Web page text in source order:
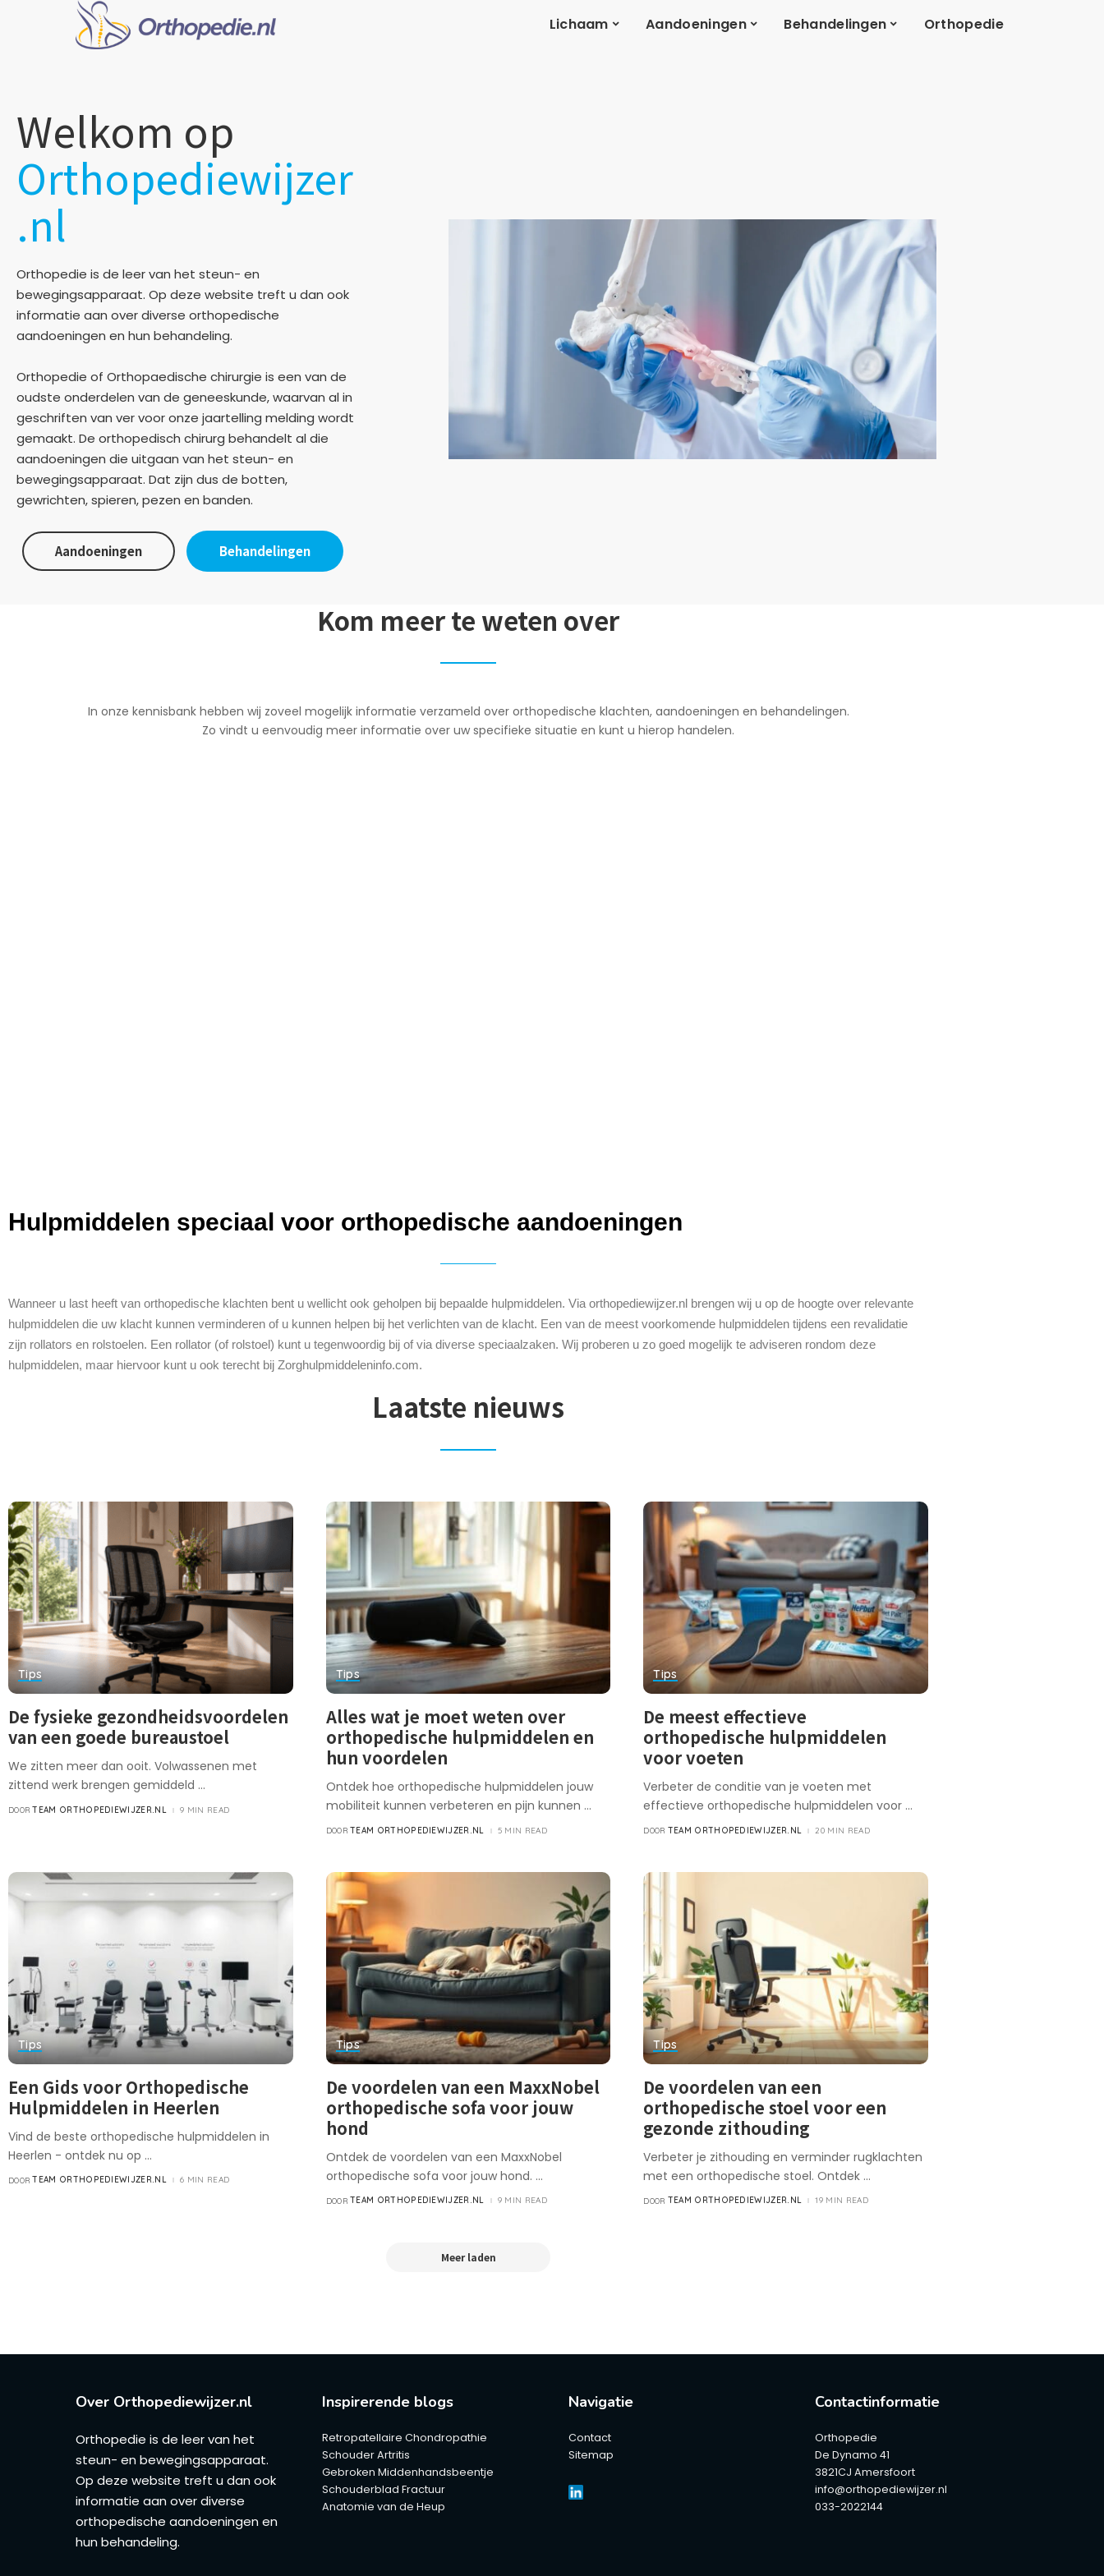
Lichaam Aandoeningen Behandelingen Orthopedie
Welkom op
Orthopediewijzer
.nl
Orthopedie is de leer van het steun- en
bewegingsapparaat. Op deze website treft u dan ook
informatie aan over diverse orthopedische
aandoeningen en hun behandeling.
Orthopedie of Orthopaedische chirurgie is een van de
oudste onderdelen van de geneeskunde, waarvan al in
geschriften van ver voor onze jaartelling melding wordt
gemaakt. De orthopedisch chirurg behandelt al die
aandoeningen die uitgaan van het steun- en
bewegingsapparaat. Dat zijn dus de botten,
gewrichten, spieren, pezen en banden.
Aandoeningen Behandelingen
Kom meer te weten over
In onze kennisbank hebben wij zoveel mogelijk informatie verzameld over orthopedische klachten, aandoeningen en behandelingen.
Zo vindt u eenvoudig meer informatie over uw specifieke situatie en kunt u hierop handelen.
Hulpmiddelen speciaal voor orthopedische aandoeningen
Wanneer u last heeft van orthopedische klachten bent u wellicht ook geholpen bij bepaalde hulpmiddelen. Via orthopediewijzer.nl brengen wij u op de hoogte over relevante
hulpmiddelen die uw klacht kunnen verminderen of u kunnen helpen bij het verlichten van de klacht. Een van de meest voorkomende hulpmiddelen tijdens een revalidatie
zijn rollators en rolstoelen. Een rollator (of rolstoel) kunt u tegenwoordig bij of via diverse speciaalzaken. Wij proberen u zo goed mogelijk te adviseren rondom deze
hulpmiddelen, maar hiervoor kunt u ook terecht bij Zorghulpmiddeleninfo.com.
Laatste nieuws
Tips
De fysieke gezondheidsvoordelen
van een goede bureaustoel
We zitten meer dan ooit. Volwassenen met
zittend werk brengen gemiddeld ...
DOOR TEAM ORTHOPEDIEWIJZER.NL 9 MIN READ
Tips
Alles wat je moet weten over
orthopedische hulpmiddelen en
hun voordelen
Ontdek hoe orthopedische hulpmiddelen jouw
mobiliteit kunnen verbeteren en pijn kunnen ...
DOOR TEAM ORTHOPEDIEWIJZER.NL 5 MIN READ
Tips
De meest effectieve
orthopedische hulpmiddelen
voor voeten
Verbeter de conditie van je voeten met
effectieve orthopedische hulpmiddelen voor ...
DOOR TEAM ORTHOPEDIEWIJZER.NL 20 MIN READ
Tips
Een Gids voor Orthopedische
Hulpmiddelen in Heerlen
Vind de beste orthopedische hulpmiddelen in
Heerlen - ontdek nu op ...
DOOR TEAM ORTHOPEDIEWIJZER.NL 6 MIN READ
Tips
De voordelen van een MaxxNobel
orthopedische sofa voor jouw
hond
Ontdek de voordelen van een MaxxNobel
orthopedische sofa voor jouw hond. ...
DOOR TEAM ORTHOPEDIEWIJZER.NL 9 MIN READ
Tips
De voordelen van een
orthopedische stoel voor een
gezonde zithouding
Verbeter je zithouding en verminder rugklachten
met een orthopedische stoel. Ontdek ...
DOOR TEAM ORTHOPEDIEWIJZER.NL 19 MIN READ
Meer laden
Over Orthopediewijzer.nl
Orthopedie is de leer van het
steun- en bewegingsapparaat.
Op deze website treft u dan ook
informatie aan over diverse
orthopedische aandoeningen en
hun behandeling.
Inspirerende blogs
Retropatellaire Chondropathie
Schouder Artritis
Gebroken Middenhandsbeentje
Schouderblad Fractuur
Anatomie van de Heup
Navigatie
Contact
Sitemap
Contactinformatie
Orthopedie
De Dynamo 41
3821CJ Amersfoort
info@orthopediewijzer.nl
033-2022144